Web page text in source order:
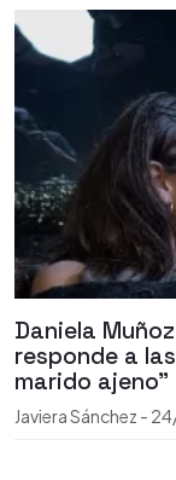
Daniela
responde a
marido ajeno"
Javiera Sánchez -